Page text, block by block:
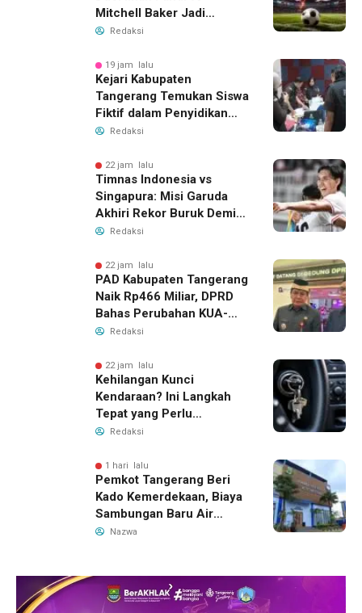
Mitchell Baker Jadi
Sorotan di Piala AFF 2026
Redaksi
19 jam lalu
Kejari Kabupaten
Tangerang Temukan Siswa
Fiktif dalam Penyidikan
Dana BOP PKBM
Redaksi
22 jam lalu
Timnas Indonesia vs
Singapura: Misi Garuda
Akhiri Rekor Buruk Demi
Tiket Semifinal Piala AFF
Redaksi
22 jam lalu
PAD Kabupaten Tangerang
Naik Rp466 Miliar, DPRD
Bahas Perubahan KUA-
PPAS 2026
Redaksi
22 jam lalu
Kehilangan Kunci
Kendaraan? Ini Langkah
Tepat yang Perlu
Dilakukan
Redaksi
1 hari lalu
Pemkot Tangerang Beri
Kado Kemerdekaan, Biaya
Sambungan Baru Air
Bersih Dipangkas Jadi
Nazwa